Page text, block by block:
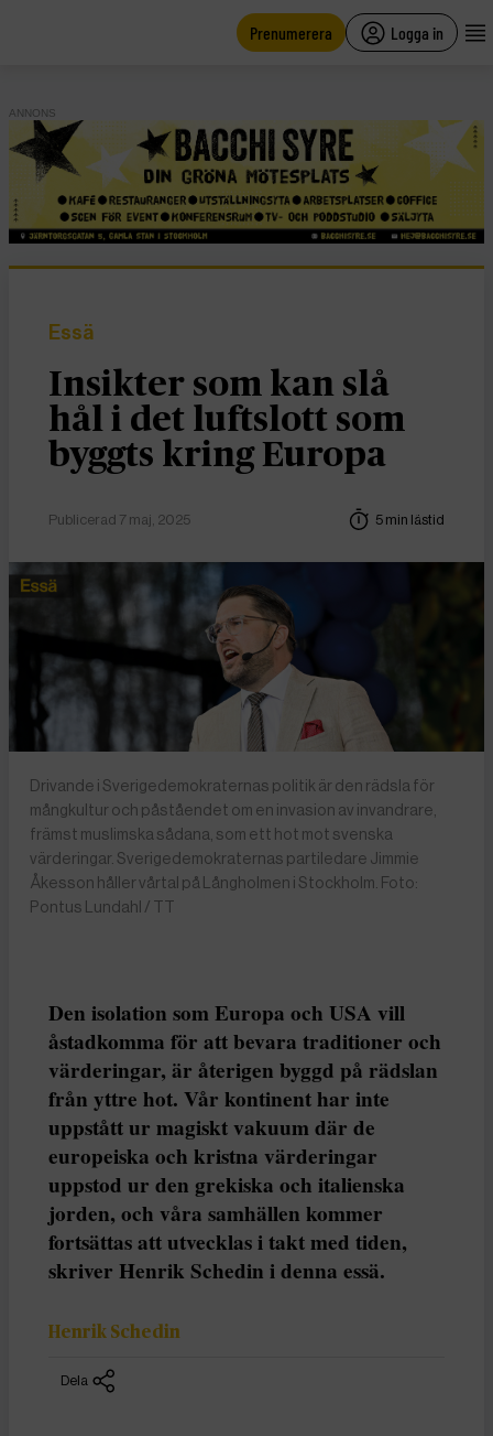
Prenumerera Logga in
ANNONS
Essä
Insikter som kan slå
hål i det luftslott som
byggts kring Europa
Publicerad 7 maj, 2025 5 min lästid
Drivande i Sverigedemokraternas politik är den rädsla för
mångkultur och påståendet om en invasion av invandrare,
främst muslimska sådana, som ett hot mot svenska
värderingar. Sverigedemokraternas partiledare Jimmie
Åkesson håller vårtal på Långholmen i Stockholm. Foto:
Pontus Lundahl / TT
Den isolation som Europa och USA vill
åstadkomma för att bevara traditioner och
värderingar, är återigen byggd på rädslan
från yttre hot. Vår kontinent har inte
uppstått ur magiskt vakuum där de
europeiska och kristna värderingar
uppstod ur den grekiska och italienska
jorden, och våra samhällen kommer
fortsättas att utvecklas i takt med tiden,
skriver Henrik Schedin i denna essä.
Henrik Schedin
Dela